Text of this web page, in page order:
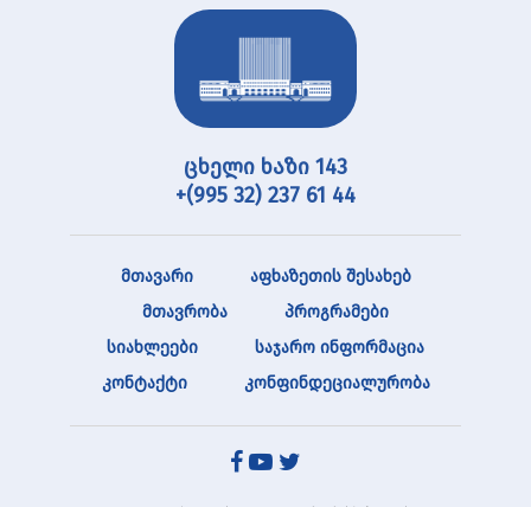
ცხელი ხაზი 143
+(995 32) 237 61 44
მთავარი
აფხაზეთის შესახებ
მთავრობა
პროგრამები
სიახლეები
საჯარო ინფორმაცია
კონტაქტი
კონფინდეციალურობა